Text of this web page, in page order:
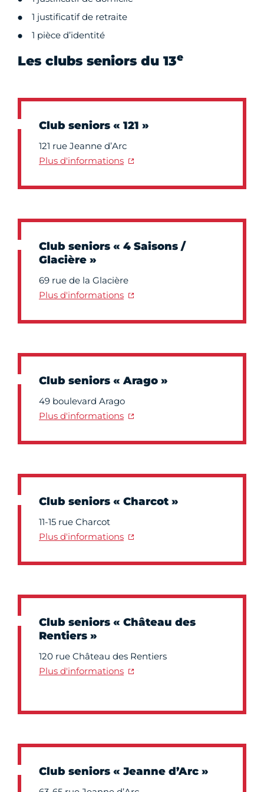
1 justificatif de retraite
1 pièce d’identité
Les clubs seniors du 13e
Club seniors « 121 »
121 rue Jeanne d’Arc
Plus d'informations
Club seniors « 4 Saisons /
Glacière »
69 rue de la Glacière
Plus d'informations
Club seniors « Arago »
49 boulevard Arago
Plus d'informations
Club seniors « Charcot »
11-15 rue Charcot
Plus d'informations
Club seniors « Château des
Rentiers »
120 rue Château des Rentiers
Plus d'informations
Club seniors « Jeanne d’Arc »